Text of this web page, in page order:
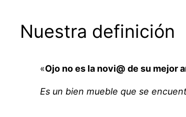
Nuestra definición
«Ojo no es la novi@ de su mejor
Es un bien mueble que se